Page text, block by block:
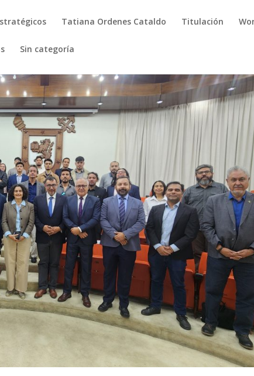
Tatiana Ordenes Cataldo Titulación
Sin categoría